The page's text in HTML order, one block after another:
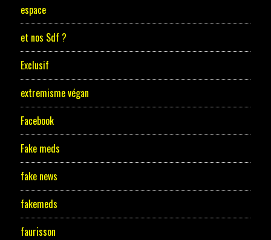
espace
et nos Sdf ?
Exclusif
extremisme végan
Facebook
Fake meds
fake news
fakemeds
faurisson